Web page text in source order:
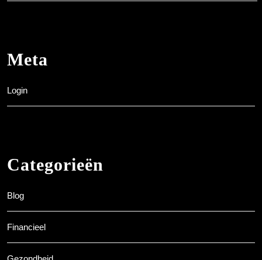
Meta
Login
Categorieën
Blog
Financieel